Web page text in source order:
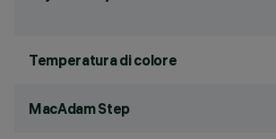
Temperatura di colore
MacAdam Step